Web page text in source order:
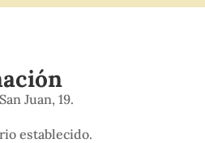
Juan, 19.
establecido.